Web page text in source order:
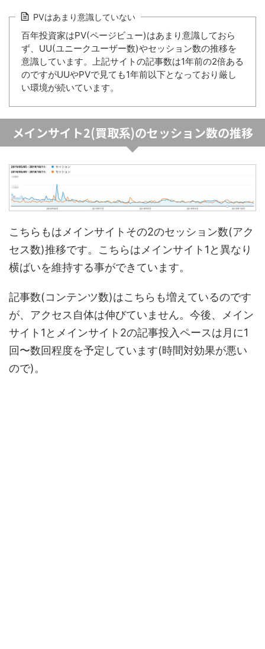
PVはあまり意識していない
百年投資家はPV(ページビュー)はあまり意識しておら
ず、UU(ユニークユーザー数)やセッション数の推移を
意識しています。上記サイトの記事数は1年前の2倍ある
のですがUUやPVで見ても1年前以下となっており厳し
い環境が続いています。
メインサイト2(買取系)のセッション数の推移
こちらもはメインサイトその2のセッション数(アク
セス数)推移です。こちらはメインサイト1と異なり
横ばいを維持する事ができています。
記事数(コンテンツ数)はこちらも増えているのです
が、アクセス自体は伸びていません。今後、メイン
サイト1とメインサイト2の記事投入ペースは月に1
回〜数回程度を予定しています(時間対効果が悪い
ので)。